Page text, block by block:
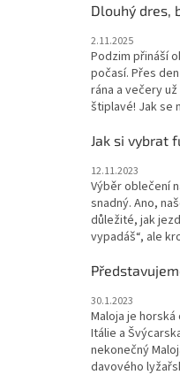
Dlouhý dres,
2.11.2025
Podzim přináší
počasí. Přes
rána a večery
štiplavé! Jak se
Jak si vybrat
12.11.2023
Výběr oblečení
snadný. Ano,
důležité, jak
vypadáš“, ale
30.1.2023
Maloja je
Itálie a
nekonečný
davového